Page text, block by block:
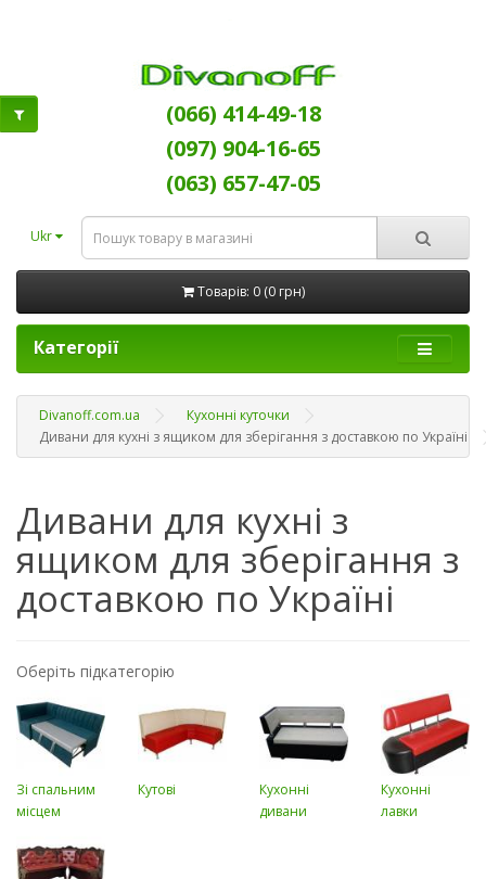
(066) 414-49-18
(097) 904-16-65
(063) 657-47-05
Ukr
Товарів: 0 (0 грн)
Категорії
Divanoff.com.ua
Кухонні куточки
Дивани для кухні з ящиком для зберігання з доставкою по Україні
Дивани для кухні з
ящиком для зберігання з
доставкою по Україні
Оберіть підкатегорію
Зі спальним
місцем
Кутові
Кухонні
дивани
Кухонні
лавки